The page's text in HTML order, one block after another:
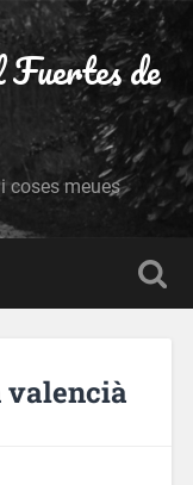
de
coses meues
valencià